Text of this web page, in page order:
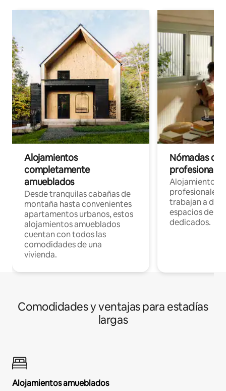
Alojamientos
completamente
amueblados
Desde tranquilas cabañas de
montaña hasta convenientes
apartamentos urbanos, estos
alojamientos amueblados
cuentan con todos las
comodidades de una
vivienda.
Nómadas
Alojamientos
profesionales
trabajan a
espacios de
dedicados.
Comodidades y ventajas para estadías
largas
Alojamientos amueblados